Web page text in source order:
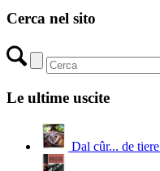
Cerca nel sito
Le ultime uscite
Dal cûr... de tiere